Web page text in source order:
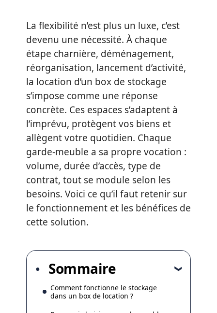
La flexibilité n’est plus un luxe, c’est
devenu une nécessité. À chaque
étape charnière, déménagement,
réorganisation, lancement d’activité,
la location d’un box de stockage
s’impose comme une réponse
concrète. Ces espaces s’adaptent à
l’imprévu, protègent vos biens et
allègent votre quotidien. Chaque
garde-meuble a sa propre vocation :
volume, durée d’accès, type de
contrat, tout se module selon les
besoins. Voici ce qu’il faut retenir sur
le fonctionnement et les bénéfices de
cette solution.
Sommaire
Comment fonctionne le stockage
dans un box de location ?